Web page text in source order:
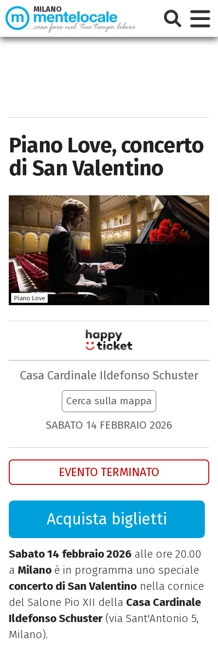
Piano Love, concerto
di San Valentino
Piano Love
Casa Cardinale Ildefonso Schuster
Cerca sulla mappa
SABATO 14 FEBBRAIO 2026
EVENTO TERMINATO
Acquista biglietti
Sabato 14 febbraio 2026alle ore 20.00
a Milano è in programma uno speciale
concerto di San Valentinonella cornice
del Salone Pio XII della Casa Cardinale
Ildefonso Schuster(via Sant'Antonio 5,
Milano).
MILANO